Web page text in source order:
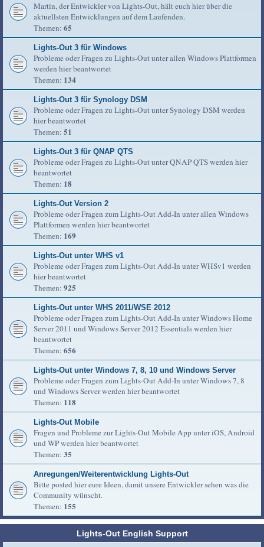
Martin, der Entwickler von Lights-Out, hält euch hier über die
aktuellsten Entwicklungen auf dem Laufenden.
Themen: 65
Lights-Out 3 für Windows
Probleme oder Fragen zu Lights-Out unter allen Windows Plattformen
werden hier beantwortet
Themen: 134
Lights-Out 3 für Synology DSM
Probleme oder Fragen zu Lights-Out unter Synology DSM werden
hier beantwortet
Themen: 51
Lights-Out 3 für QNAP QTS
Probleme oder Fragen zu Lights-Out unter QNAP QTS werden hier
beantwortet
Themen: 18
Lights-Out Version 2
Probleme oder Fragen zum Lights-Out Add-In unter allen Windows
Plattformen werden hier beantwortet
Themen: 169
Lights-Out unter WHS v1
Probleme oder Fragen zum Lights-Out Add-In unter WHSv1 werden
hier beantwortet
Themen: 925
Lights-Out unter WHS 2011/WSE 2012
Probleme oder Fragen zum Lights-Out Add-In unter Windows Home
Server 2011 und Windows Server 2012 Essentials werden hier
beantwortet
Themen: 656
Lights-Out unter Windows 7, 8, 10 und Windows Server
Probleme oder Fragen zum Lights-Out Add-In unter Windows 7, 8
und Windows Server werden hier beantwortet
Themen: 118
Lights-Out Mobile
Fragen und Probleme zur Lights-Out Mobile App unter iOS, Android
und WP werden hier beantwortet
Themen: 35
Anregungen/Weiterentwicklung Lights-Out
Bitte posted hier eure Ideen, damit unsere Entwickler sehen was die
Community wünscht.
Themen: 155
Lights-Out English Support